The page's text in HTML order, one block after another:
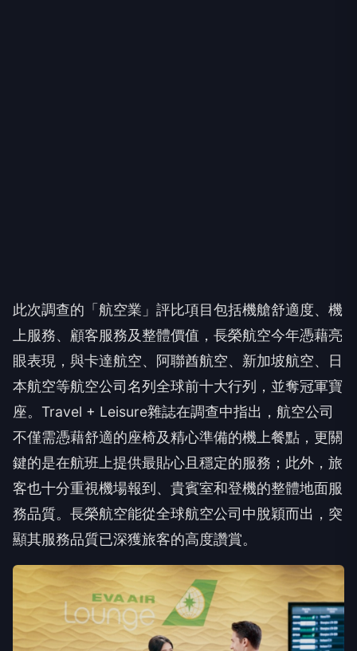
此次調查的「航空業」評比項目包括機艙舒適度、機
上服務、顧客服務及整體價值，長榮航空今年憑藉亮
眼表現，與卡達航空、阿聯酋航空、新加坡航空、日
本航空等航空公司名列全球前十大行列，並奪冠軍寶
座。Travel + Leisure雜誌在調查中指出，航空公司
不僅需憑藉舒適的座椅及精心準備的機上餐點，更關
鍵的是在航班上提供最貼心且穩定的服務；此外，旅
客也十分重視機場報到、貴賓室和登機的整體地面服
務品質。長榮航空能從全球航空公司中脫穎而出，突
顯其服務品質已深獲旅客的高度讚賞。